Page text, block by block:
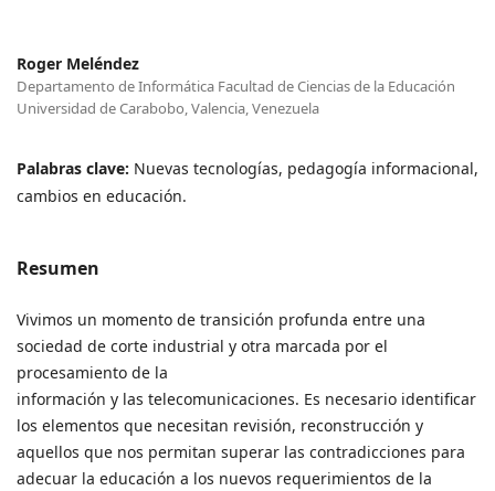
Roger Meléndez
Departamento de Informática Facultad de Ciencias de la Educación
Universidad de Carabobo, Valencia, Venezuela
Palabras clave: Nuevas tecnologías, pedagogía informacional,
cambios en educación.
Resumen
Vivimos un momento de transición profunda entre una
sociedad de corte industrial y otra marcada por el
procesamiento de la
información y las telecomunicaciones. Es necesario identificar
los elementos que necesitan revisión, reconstrucción y
aquellos que nos permitan superar las contradicciones para
adecuar la educación a los nuevos requerimientos de la